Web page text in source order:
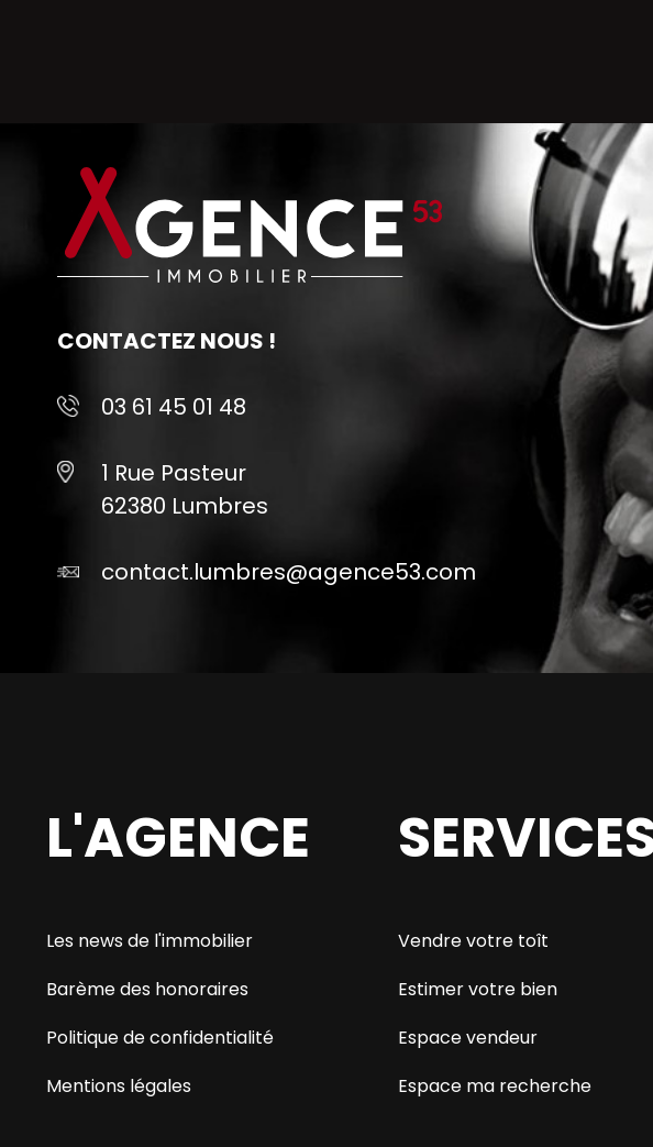
CONTACTEZ NOUS !
03 61 45 01 48
1 Rue Pasteur
62380 Lumbres
contact.lumbres@agence53.com
L'AGENCE
Les news de l'immobilier
Barème des honoraires
Politique de confidentialité
Mentions légales
Vendre votre toît
Estimer votre bien
Espace vendeur
Espace ma recherche